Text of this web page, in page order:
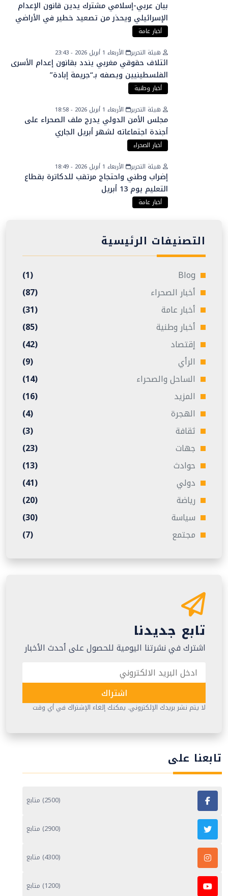
بيان عربي-إسلامي مشترك يدين قانون الإعدام
الإسرائيلي ويحذر من تصعيد خطير في الأراضي
الفلسطينية
أخبار عامة
هيئة التحرير
الأربعاء 1 أبريل 2026 - 23:43
ائتلاف حقوقي مغربي يندد بقانون إعدام الأسرى
الفلسطينيين ويصفه بـ“جريمة إبادة”
أخبار وطنية
هيئة التحرير
الأربعاء 1 أبريل 2026 - 18:58
مجلس الأمن الدولي يدرج ملف الصحراء على
أجندة اجتماعاته لشهر أبريل الجاري
أخبار الصحراء
هيئة التحرير
الأربعاء 1 أبريل 2026 - 18:49
إضراب وطني واحتجاج مرتقب للدكاترة بقطاع
التعليم يوم 13 أبريل
أخبار عامة
التصنيفات الرئيسية
Blog
(1)
أخبار الصحراء
(87)
أخبار عامة
(31)
أخبار وطنية
(85)
إقتصاد
(42)
الرأي
(9)
الساحل والصحراء
(14)
المزيد
(16)
الهجرة
(4)
ثقافة
(3)
جهات
(23)
حوادث
(13)
دولي
(41)
رياضة
(20)
سياسة
(30)
مجتمع
(7)
تابع جديدنا
اشترك في نشرتنا اليومية للحصول على أحدث الأخبار
اشتراك
لا يتم نشر بريدك الإلكتروني. يمكنك إلغاء الإشتراك في أي وقت
تابعنا على
(2500) متابع
(2900) متابع
(4300) متابع
(1200) متابع